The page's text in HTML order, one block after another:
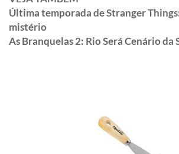
Última temporada de Stranger
mistério
As Branquelas 2: Rio Será Cenário da